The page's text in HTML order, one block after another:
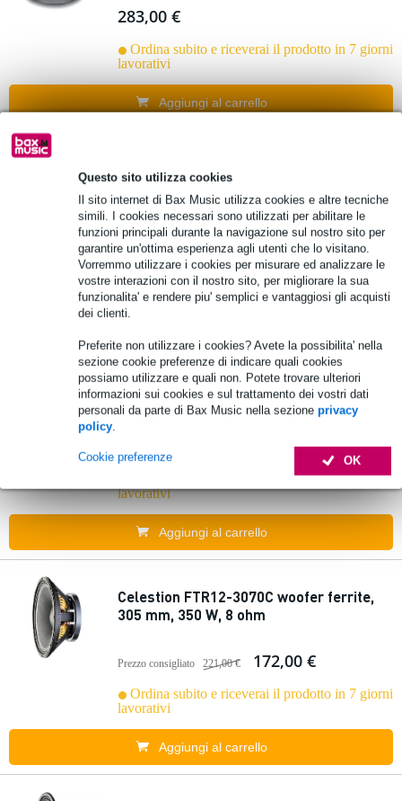
Questo sito utilizza cookies
Il sito internet di Bax Music utilizza cookies e altre tecniche
simili. I cookies necessari sono utilizzati per abilitare le
funzioni principali durante la navigazione sul nostro sito per
garantire un'ottima esperienza agli utenti che lo visitano.
Vorremmo utilizzare i cookies per misurare ed analizzare le
vostre interazioni con il nostro sito, per migliorare la sua
funzionalita' e rendere piu' semplici e vantaggiosi gli acquisti
dei clienti.
Preferite non utilizzare i cookies? Avete la possibilita' nella
sezione cookie preferenze di indicare quali cookies
possiamo utilizzare e quali non. Potete trovare ulteriori
informazioni sui cookies e sul trattamento dei vostri dati
personali da parte di Bax Music nella sezione privacy
policy.
OK
Cookie preferenze
283,00 €
Ordina subito e riceverai il prodotto in 7 giorni
lavorativi
Aggiungi al carrello
range 12" 700 W 8 ohm
Prezzo consigliato 417,00 € 396,00 €
Ordina subito e riceverai il prodotto in 7 giorni
lavorativi
18 Sound 12NLW9300 woofer 12 mm 800
W 8 ohm
Prezzo consigliato 465,00 €
Ordina subito e riceverai il prodotto in 7 giorni
lavorativi
Aggiungi al carrello
Celestion FTR12-3070C woofer ferrite,
305 mm, 350 W, 8 ohm
Prezzo consigliato 221,00 € 172,00 €
Ordina subito e riceverai il prodotto in 7 giorni
lavorativi
Aggiungi al carrello